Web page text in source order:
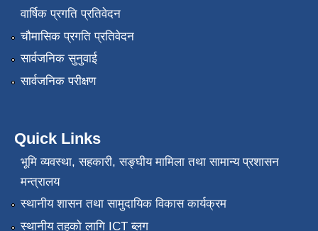
वार्षिक प्रगति प्रतिवेदन
चौमासिक प्रगति प्रतिवेदन
सार्वजनिक सुनुवाई
सार्वजनिक परीक्षण
Quick Links
भूमि व्यवस्था, सहकारी, सङ्‍घीय मामिला तथा सामान्य प्रशासन
मन्त्रालय
स्थानीय शासन तथा सामुदायिक विकास कार्यक्रम
स्थानीय तहको लागि ICT ब्लग